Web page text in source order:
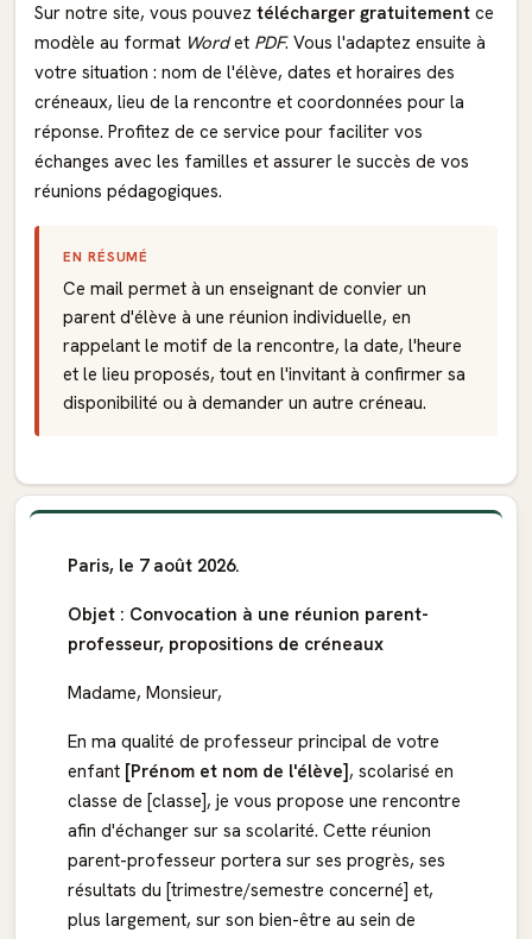
Sur notre site, vous pouvez télécharger gratuitement ce
modèle au format Wordet PDF. Vous l'adaptez ensuite à
votre situation : nom de l'élève, dates et horaires des
créneaux, lieu de la rencontre et coordonnées pour la
réponse. Profitez de ce service pour faciliter vos
échanges avec les familles et assurer le succès de vos
réunions pédagogiques.
EN RÉSUMÉ
Ce mail permet à un enseignant de convier un
parent d'élève à une réunion individuelle, en
rappelant le motif de la rencontre, la date, l'heure
et le lieu proposés, tout en l'invitant à confirmer sa
disponibilité ou à demander un autre créneau.
Paris, le 7 août 2026.
Objet : Convocation à une réunion parent-
professeur, propositions de créneaux
Madame, Monsieur,
En ma qualité de professeur principal de votre
enfant [Prénom et nom de l'élève], scolarisé en
classe de [classe], je vous propose une rencontre
afin d'échanger sur sa scolarité. Cette réunion
parent-professeur portera sur ses progrès, ses
résultats du [trimestre/semestre concerné] et,
plus largement, sur son bien-être au sein de